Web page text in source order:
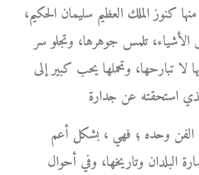
كنوز الملك العظيم سليمان الحكيم،
الأشياء، تلمس جوهرها، وتجلو سر
تبارحها، وتحملها يحب كبير إلى
الفن وحده ؛ فهي ، بشكل أعم
البلدان وتاريخها، وفي أحوال